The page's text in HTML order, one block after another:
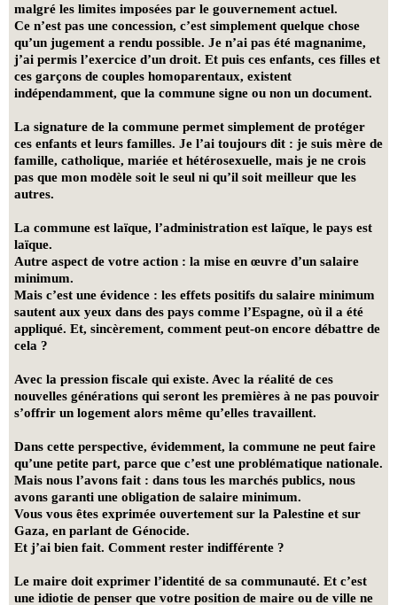
malgré les limites imposées par le gouvernement actuel.
Ce n’est pas une concession, c’est simplement quelque chose
qu’un jugement a rendu possible. Je n’ai pas été magnanime,
j’ai permis l’exercice d’un droit. Et puis ces enfants, ces filles et
ces garçons de couples homoparentaux, existent
indépendamment, que la commune signe ou non un document.
La signature de la commune permet simplement de protéger
ces enfants et leurs familles. Je l’ai toujours dit : je suis mère de
famille, catholique, mariée et hétérosexuelle, mais je ne crois
pas que mon modèle soit le seul ni qu’il soit meilleur que les
autres.
La commune est laïque, l’administration est laïque, le pays est
laïque.
Autre aspect de votre action : la mise en œuvre d’un salaire
minimum.
Mais c’est une évidence : les effets positifs du salaire minimum
sautent aux yeux dans des pays comme l’Espagne, où il a été
appliqué. Et, sincèrement, comment peut-on encore débattre de
cela ?
Avec la pression fiscale qui existe. Avec la réalité de ces
nouvelles générations qui seront les premières à ne pas pouvoir
s’offrir un logement alors même qu’elles travaillent.
Dans cette perspective, évidemment, la commune ne peut faire
qu’une petite part, parce que c’est une problématique nationale.
Mais nous l’avons fait : dans tous les marchés publics, nous
avons garanti une obligation de salaire minimum.
Vous vous êtes exprimée ouvertement sur la Palestine et sur
Gaza, en parlant de Génocide.
Et j’ai bien fait. Comment rester indifférente ?
Le maire doit exprimer l’identité de sa communauté. Et c’est
une idiotie de penser que votre position de maire ou de ville ne